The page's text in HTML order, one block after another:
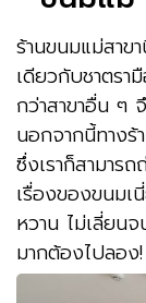
ร้านขนมแม่สาข
เดียวกับชาตรา
กว่าสาขาอื่น ๆ
นอกจากนี้ทางร้
ซึ่งเราก็สามาร
เรื่องของขนมเ
หวาน ไม่เลี่ยน
มากต้องไปลอง!